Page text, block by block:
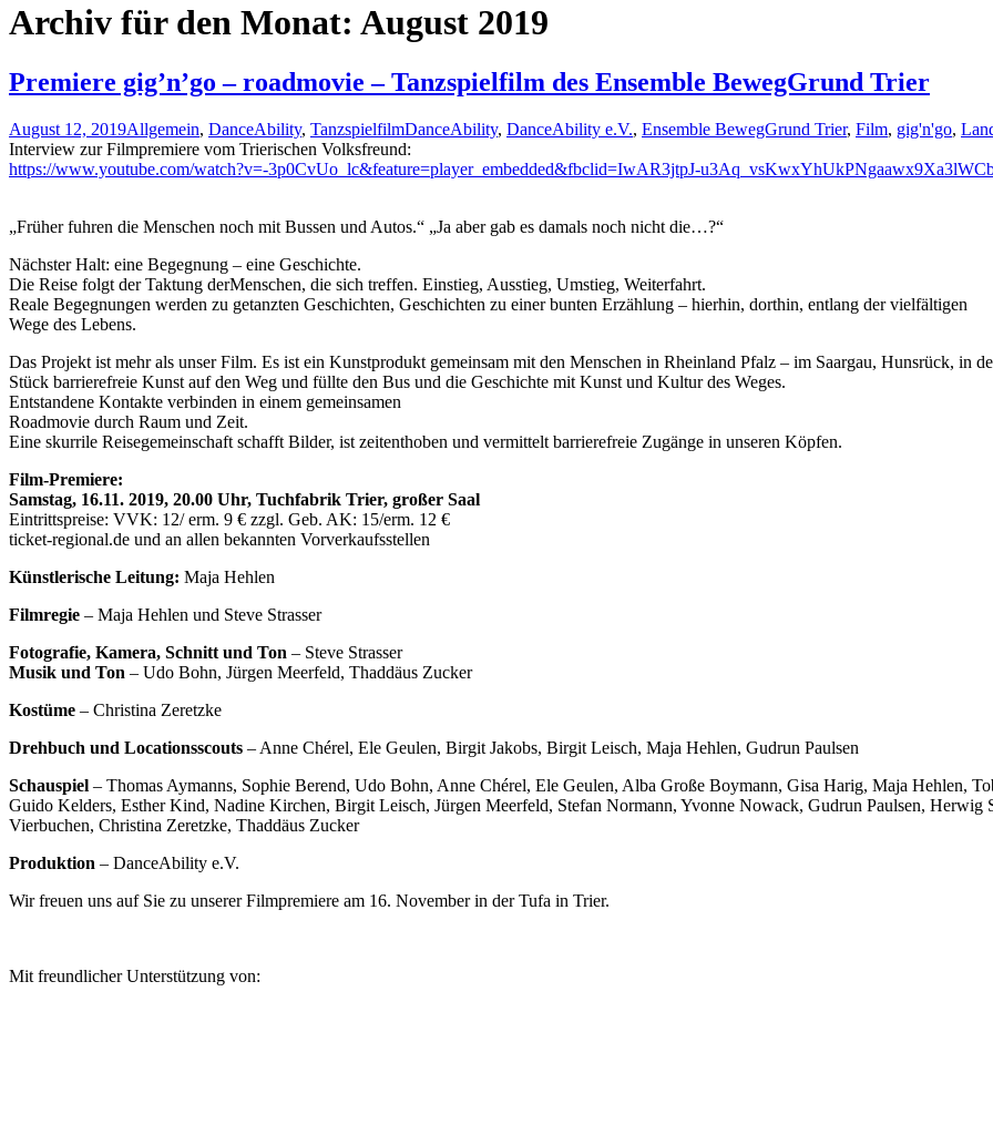
Archiv für den Monat: August 2019
Premiere gig’n’go – roadmovie – Tanzspielfilm des Ensemble BewegGrund Trier
August 12, 2019Allgemein, DanceAbility, TanzspielfilmDanceAbility, DanceAbility e.V., Ensemble BewegGrund Trier, Film, gig'n'go,
Interview zur Filmpremiere vom Trierischen Volksfreund:
https://www.youtube.com/watch?v=-3p0CvUo_lc&feature=player_embedded&fbclid=IwAR3jtpJ-
„Früher fuhren die Menschen noch mit Bussen und Autos.“ „Ja aber gab es damals noch nicht die…?“
Nächster Halt: eine Begegnung – eine Geschichte.
Die Reise folgt der Taktung derMenschen, die sich treffen. Einstieg, Ausstieg, Umstieg, Weiterfahrt.
Reale Begegnungen werden zu getanzten Geschichten, Geschichten zu einer bunten Erzählung – hierhin, dorthin, entlang der vielfältigen
Wege des Lebens.
Das Projekt ist mehr als unser Film. Es ist ein Kunstprodukt gemeinsam mit den Menschen in Rheinland Pfalz – im Saargau, Hunsrück, in
Stück barrierefreie Kunst auf den Weg und füllte den Bus und die Geschichte mit Kunst und Kultur des Weges.
Entstandene Kontakte verbinden in einem gemeinsamen
Roadmovie durch Raum und Zeit.
Eine skurrile Reisegemeinschaft schafft Bilder, ist zeitenthoben und vermittelt barrierefreie Zugänge in unseren Köpfen.
Film-Premiere:
Samstag, 16.11. 2019, 20.00 Uhr, Tuchfabrik Trier, großer Saal
Eintrittspreise: VVK: 12/ erm. 9 € zzgl. Geb. AK: 15/erm. 12 €
ticket-regional.de und an allen bekannten Vorverkaufsstellen
Künstlerische Leitung: Maja Hehlen
Filmregie – Maja Hehlen und Steve Strasser
Fotografie, Kamera, Schnitt und Ton – Steve Strasser
Musik und Ton – Udo Bohn, Jürgen Meerfeld, Thaddäus Zucker
Kostüme – Christina Zeretzke
Drehbuch und Locationsscouts – Anne Chérel, Ele Geulen, Birgit Jakobs, Birgit Leisch, Maja Hehlen, Gudrun Paulsen
Schauspiel – Thomas Aymanns, Sophie Berend, Udo Bohn, Anne Chérel, Ele Geulen, Alba Große Boymann, Gisa Harig, Maja Hehlen,
Guido Kelders, Esther Kind, Nadine Kirchen, Birgit Leisch, Jürgen Meerfeld, Stefan Normann, Yvonne Nowack, Gudrun Paulsen, Herwig
Vierbuchen, Christina Zeretzke, Thaddäus Zucker
Produktion – DanceAbility e.V.
Wir freuen uns auf Sie zu unserer Filmpremiere am 16. November in der Tufa in Trier.
Mit freundlicher Unterstützung von: